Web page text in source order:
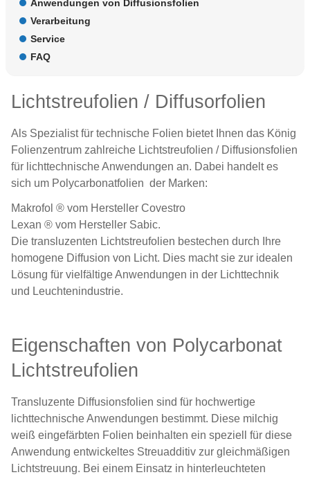
Anwendungen von Diffusionsfolien
Verarbeitung
Service
FAQ
Lichtstreufolien / Diffusorfolien
Als Spezialist für technische Folien bietet Ihnen das König
Folienzentrum zahlreiche Lichtstreufolien / Diffusionsfolien
für lichttechnische Anwendungen an. Dabei handelt es
sich um Polycarbonatfolien der Marken:
Makrofol ® vom Hersteller Covestro
Lexan ® vom Hersteller Sabic.
Die transluzenten Lichtstreufolien bestechen durch Ihre
homogene Diffusion von Licht. Dies macht sie zur idealen
Lösung für vielfältige Anwendungen in der Lichttechnik
und Leuchtenindustrie.
Eigenschaften von Polycarbonat
Lichtstreufolien
Transluzente Diffusionsfolien sind für hochwertige
lichttechnische Anwendungen bestimmt. Diese milchig
weiß eingefärbten Folien beinhalten ein speziell für diese
Anwendung entwickeltes Streuadditiv zur gleichmäßigen
Lichtstreuung. Bei einem Einsatz in hinterleuchteten